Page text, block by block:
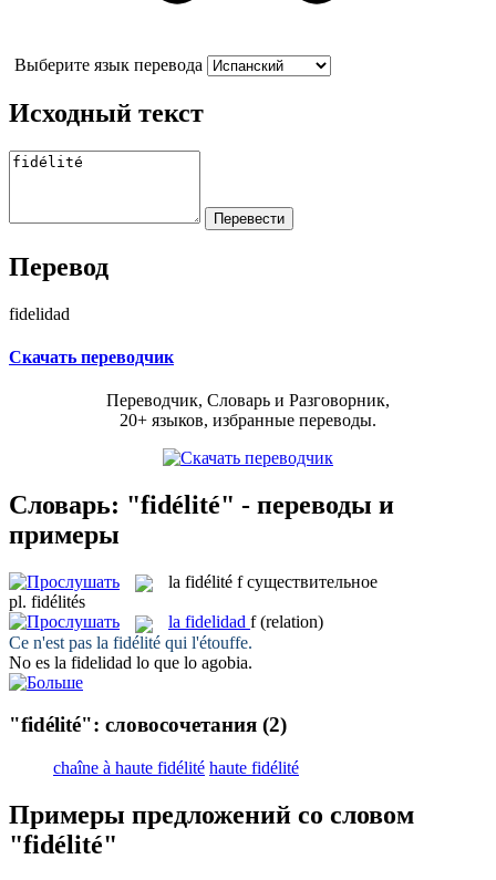
Выберите язык перевода
Исходный текст
Перевод
fidelidad
Скачать переводчик
Переводчик, Словарь и Разговорник,
20+ языков, избранные переводы.
Словарь: "fidélité" - переводы и
примеры
la fidélité f существительное
pl. fidélités
la fidelidad f (relation)
Ce n'est pas la fidélité qui l'étouffe.
No es la fidelidad lo que lo agobia.
"fidélité": словосочетания (2)
chaîne à haute fidélité haute fidélité
Примеры предложений со словом
"fidélité"